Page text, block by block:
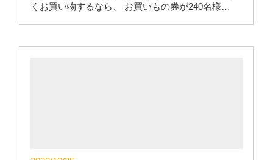
くお買い物するなら、 お買いもの券が240名様…